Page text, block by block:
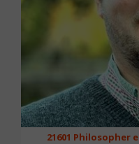
21601 Philosopher